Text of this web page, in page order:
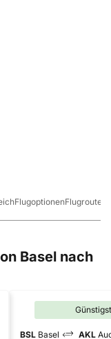
FlugoptionenFlugrouten
Basel nach
BSL Basel AKL